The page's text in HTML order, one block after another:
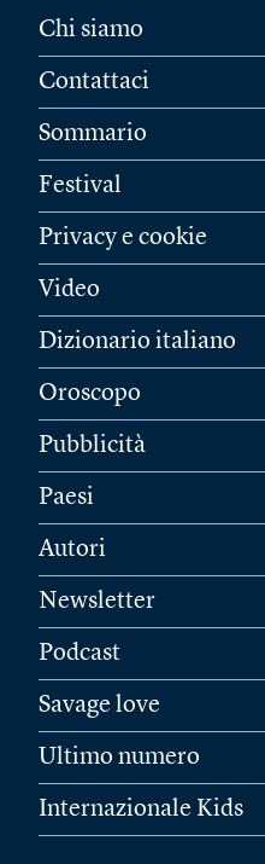
Chi siamo
Contattaci
Sommario
Festival
Privacy e cookie
Video
Dizionario italiano
Oroscopo
Pubblicità
Paesi
Autori
Newsletter
Podcast
Savage love
Ultimo numero
Internazionale Kids